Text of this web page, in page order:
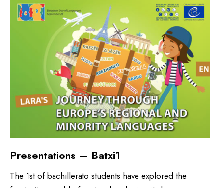
Presentations – Batxi1
The 1st of bachillerato students have explored the